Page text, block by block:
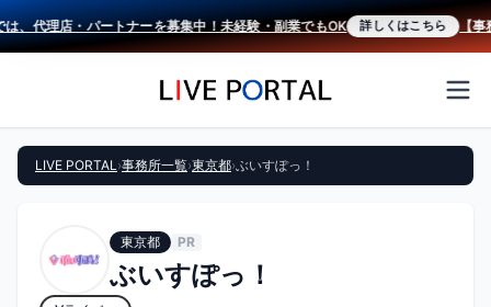
代理店・パートナーを募集中！未経験・副業でもOK 詳しくはこちら 【事務
LIVE PORTAL ›事務所一覧›東京都›ぶいすぽっ！
東京都 PR
ぶいすぽっ！